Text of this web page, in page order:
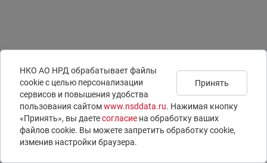
Принять
НКО АО НРД обрабатывает файлы
сookie с целью персонализации
сервисов и повышения удобства
пользования сайтомwww.nsddata.ru. Нажимая кнопку
«Принять», вы даетесогласие на обработку ваших
файлов cookie. Вы можете запретить обработку сookie,
изменив настройки браузера.
Документы
Юридическая информация
Контакты
Вопросы и ответы
Раскрытие информации
ISIN-коды
LEI-коды
E-voting – электронное голосование
Подписаться на